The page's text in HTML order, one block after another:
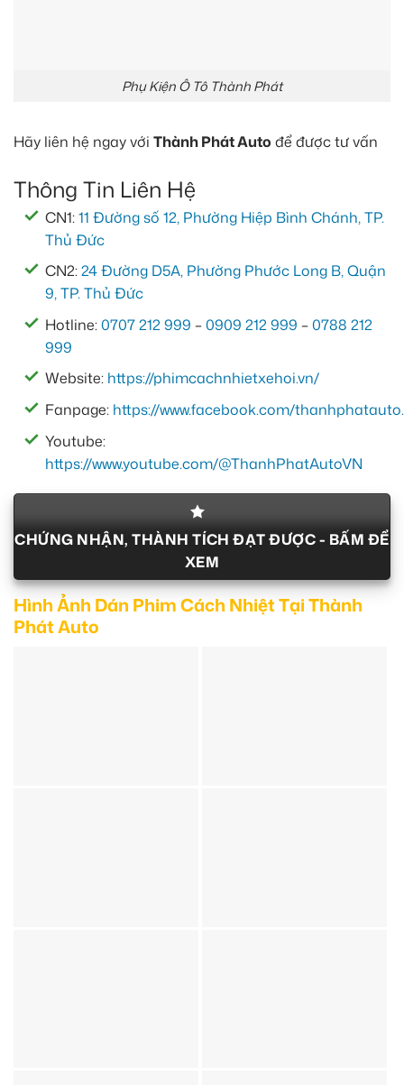
Phụ Kiện Ô Tô Thành Phát
Hãy liên hệ ngay với Thành Phát Auto để được tư vấn
Thông Tin Liên Hệ
CN1:11 Đường số 12, Phường Hiệp Bình Chánh, TP.
Thủ Đức
CN2:24 Đường D5A, Phường Phước Long B, Quận
9, TP. Thủ Đức
Hotline:0707 212 999 –0909 212 999 –0788 212
999
Website: https://phimcachnhietxehoi.vn/
Fanpage: https://www.facebook.com/
Youtube:
https://www.youtube.com/@ThanhPhatAutoVN
CHỨNG NHẬN, THÀNH TÍCH ĐẠT ĐƯỢC - BẤM ĐỂ
XEM
Hình Ảnh Dán Phim Cách Nhiệt Tại Thành
Phát Auto